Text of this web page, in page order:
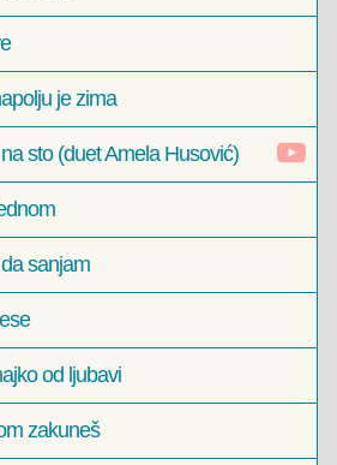
je zima
sto (duet Amela Husović)
sanjam
od ljubavi
zakuneš